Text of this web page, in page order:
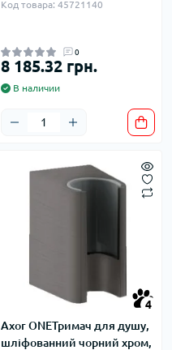
Код товара: 45721140
0
8 185.32 грн.
В наличии
4
Axor ONEТримач для душу,
шліфованний чорний хром,